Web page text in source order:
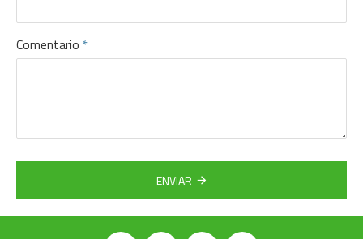
Comentario
ENVIAR